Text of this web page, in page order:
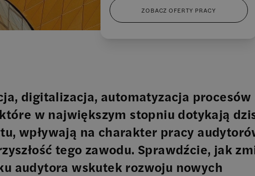
ZOBACZ OFERTY PRACY
digitalizacja, automatyzacja procesów
w największym stopniu dotykają
wpływają na charakter pracy
tego zawodu. Sprawdźcie, jak
audytora wskutek rozwoju nowych